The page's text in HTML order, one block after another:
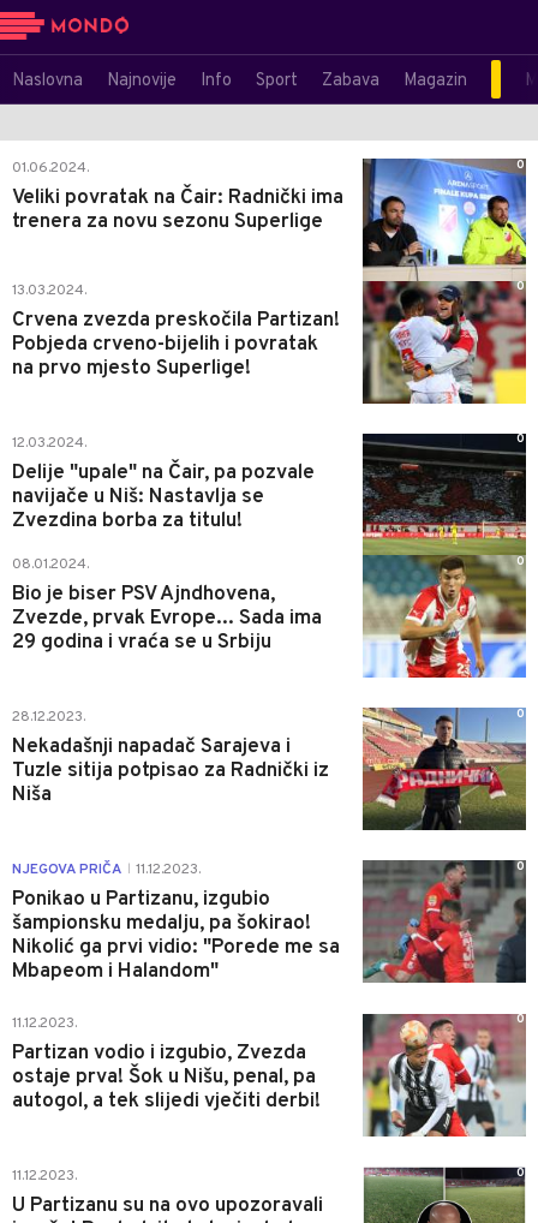
Naslovna Najnovije Info Sport Zabava Magazin
01.06.2024.
Veliki povratak na Čair: Radnički ima
trenera za novu sezonu Superlige
0
13.03.2024.
Crvena zvezda preskočila Partizan!
Pobjeda crveno-bijelih i povratak
na prvo mjesto Superlige!
0
12.03.2024.
Delije "upale" na Čair, pa pozvale
navijače u Niš: Nastavlja se
Zvezdina borba za titulu!
0
08.01.2024.
Bio je biser PSV Ajndhovena,
Zvezde, prvak Evrope... Sada ima
29 godina i vraća se u Srbiju
0
28.12.2023.
Nekadašnji napadač Sarajeva i
Tuzle sitija potpisao za Radnički iz
Niša
0
NJEGOVA PRIČA 11.12.2023.
Ponikao u Partizanu, izgubio
šampionsku medalju, pa šokirao!
Nikolić ga prvi vidio: "Porede me sa
Mbapeom i Halandom"
0
11.12.2023.
Partizan vodio i izgubio, Zvezda
ostaje prva! Šok u Nišu, penal, pa
autogol, a tek slijedi vječiti derbi!
0
11.12.2023.
U Partizanu su na ovo upozoravali
0